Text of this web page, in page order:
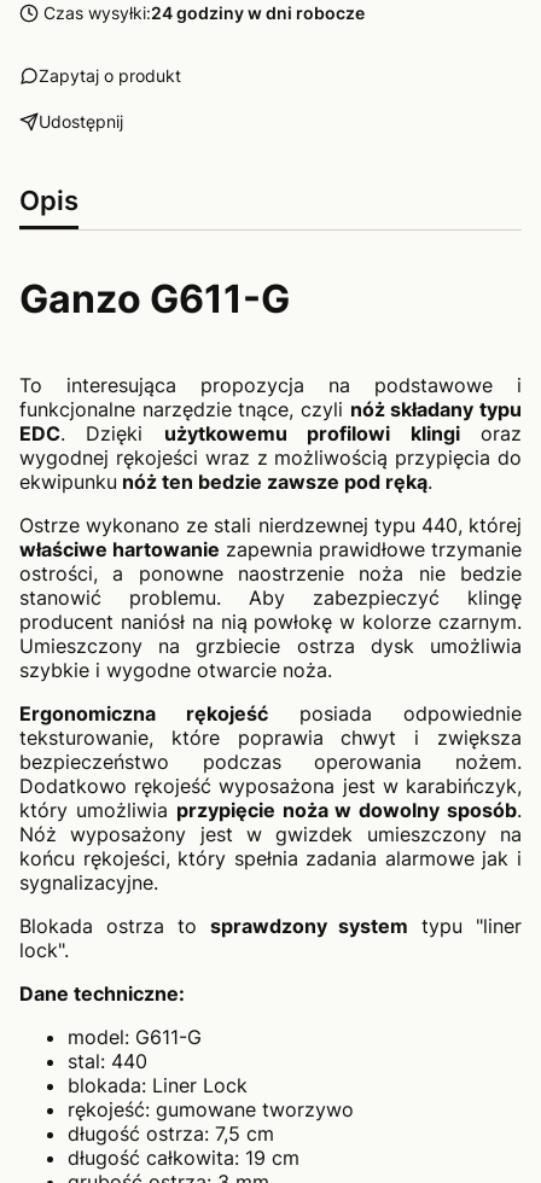
Czas wysyłki:24 godziny w dni robocze
Zapytaj o produkt
Udostępnij
Opis
Ganzo G611-G
To interesująca propozycja na podstawowe i
funkcjonalne narzędzie tnące, czyli nóż składany typu
EDC. Dzięki użytkowemu profilowi klingioraz
wygodnej rękojeści wraz z możliwością przypięcia do
ekwipunku nóż ten bedzie zawsze pod ręką.
Ostrze wykonano ze stali nierdzewnej typu 440, której
właściwe hartowanie zapewnia prawidłowe trzymanie
ostrości, a ponowne naostrzenie noża nie bedzie
stanowić problemu. Aby zabezpieczyć klingę
producent naniósł na nią powłokę w kolorze czarnym.
Umieszczony na grzbiecie ostrza dysk umożliwia
szybkie i wygodne otwarcie noża.
Ergonomiczna rękojeść posiada odpowiednie
teksturowanie, które poprawia chwyt i zwiększa
bezpieczeństwo podczas operowania nożem.
Dodatkowo rękojeść wyposażona jest w karabińczyk,
który umożliwia przypięcie noża w dowolny sposób.
Nóż wyposażony jest w gwizdek umieszczony na
końcu rękojeści, który spełnia zadania alarmowe jak i
sygnalizacyjne.
Blokada ostrza to sprawdzony system typu "liner
lock".
Dane techniczne:
model: G611-G
stal: 440
blokada: Liner Lock
rękojeść: gumowane tworzywo
długość ostrza: 7,5 cm
długość całkowita: 19 cm